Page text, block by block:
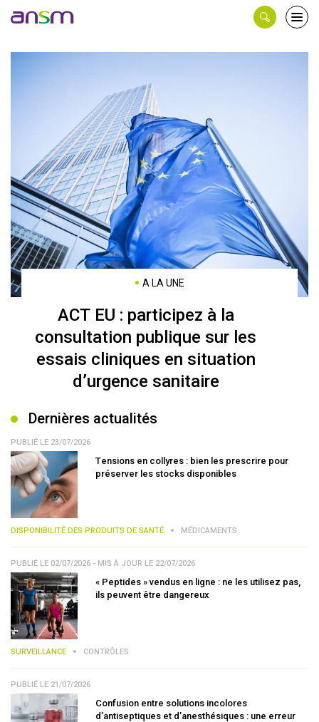
A LA UNE
ACT EU : participez à la
consultation publique sur les
essais cliniques en situation
d’urgence sanitaire
Dernières actualités
PUBLIÉ LE 23/07/2026
Tensions en collyres : bien les prescrire pour
préserver les stocks disponibles
DISPONIBILITÉ DES PRODUITS DE SANTÉ MÉDICAMENTS
PUBLIÉ LE 02/07/2026 - MIS À JOUR LE 22/07/2026
« Peptides » vendus en ligne : ne les utilisez pas,
ils peuvent être dangereux
SURVEILLANCE CONTRÔLES
PUBLIÉ LE 21/07/2026
Confusion entre solutions incolores
d’antiseptiques et d’anesthésiques : une erreur